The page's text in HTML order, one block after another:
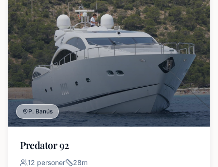
P. Banús
Predator 92
12 personer 28m